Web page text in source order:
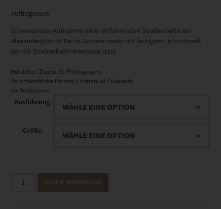
Auftragsware
Schwarzweiss-Aufnahme einer einfahrenden Straßenbahn am
Alexanderplatz in Berlin. Schwarzweiss mit farbigem Lichtschweif,
der die Straßenbahn erkennen lässt
Hersteller: Zouboulis Photography
Verantwortliche Person: Emmanuel Zouboulis
zouboulis.com
Ausführung
Größe
Berlin
IN DEN WARENKORB